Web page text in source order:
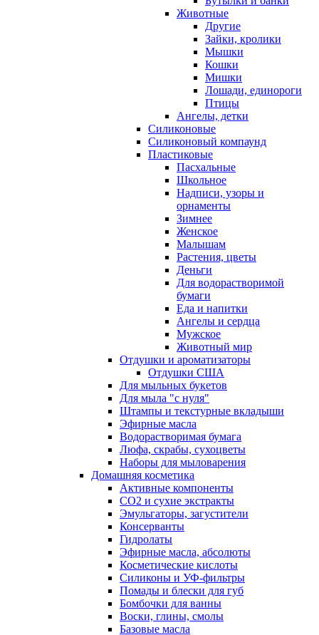
Животные
Другие
Зайки, кролики
Мышки
Кошки
Мишки
Лошади, единороги
Птицы
Ангелы, детки
Силиконовые
Силиконовый компаунд
Пластиковые
Пасхальные
Школьное
Надписи, узоры и
орнаменты
Зимнее
Женское
Малышам
Растения, цветы
Деньги
Для водорастворимой
бумаги
Еда и напитки
Ангелы и сердца
Мужское
Животный мир
Отдушки и ароматизаторы
Отдушки США
Для мыльных букетов
Для мыла "с нуля"
Штампы и текстурные вкладыши
Эфирные масла
Водорастворимая бумага
Люфа, скрабы, сухоцветы
Наборы для мыловарения
Домашняя косметика
Активные компоненты
СО2 и сухие экстракты
Эмульгаторы, загустители
Консерванты
Гидролаты
Эфирные масла, абсолюты
Косметические кислоты
Силиконы и УФ-фильтры
Помады и блески для губ
Бомбочки для ванны
Воски, глины, смолы
Базовые масла